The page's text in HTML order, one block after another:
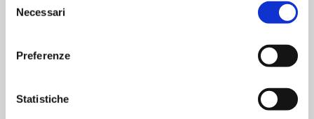
delNecessari
Preferenze
Statistiche
1